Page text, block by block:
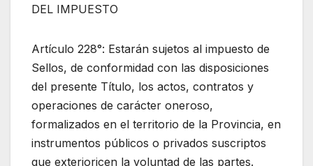
DEL IMPUESTO
Artículo 228°: Estarán sujetos al impuesto de
Sellos, de conformidad con las disposiciones
del presente Título, los actos, contratos y
operaciones de carácter oneroso,
formalizados en el territorio de la Provincia, en
instrumentos públicos o privados suscriptos
que exterioricen la voluntad de las partes.